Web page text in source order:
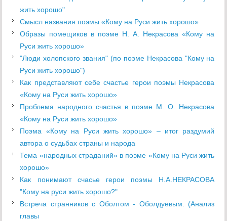
жить хорошо"
Смысл названия поэмы «Кому на Руси жить хорошо»
Образы помещиков в поэме Н. А. Некрасова «Кому на
Руси жить хорошо»
"Люди холопского звания" (по поэме Некрасова "Кому на
Руси жить хорошо")
Как представляют себе счастье герои поэмы Некрасова
«Кому на Руси жить хорошо»
Проблема народного счастья в поэме М. О. Некрасова
«Кому на Руси жить хорошо»
Поэма «Кому на Руси жить хорошо» – итог раздумий
автора о судьбах страны и народа
Тема «народных страданий» в поэме «Кому на Руси жить
хорошо»
Как понимают счасье герои поэмы Н.А.НЕКРАСОВА
"Кому на руси жить хорошо?"
Встреча странников с Оболтом - Оболдуевым. (Анализ
главы